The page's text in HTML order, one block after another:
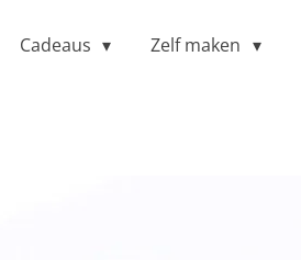
Cadeaus Zelf maken